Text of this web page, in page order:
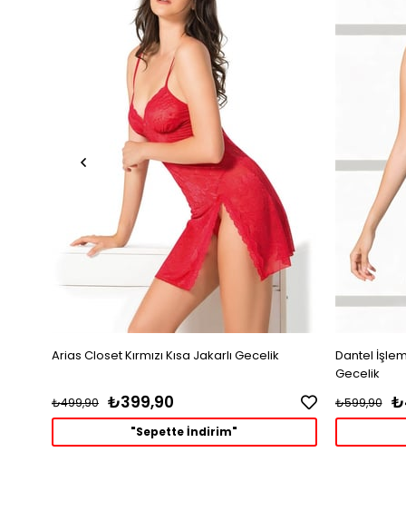
Arias Closet Kırmızı Kısa Jakarlı Gecelik
₺399,90
₺499,90
"Sepette İndirim"
Dantel
Gecelik
₺599,90